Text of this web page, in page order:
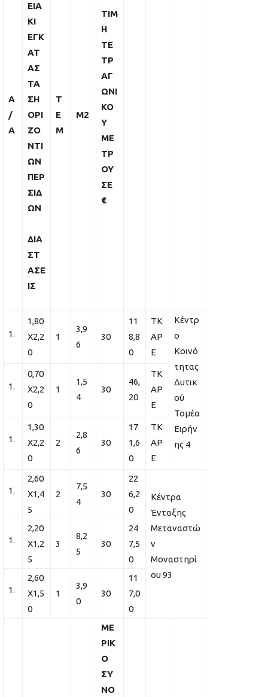
Α
/
Α
ΕΙΑ
ΚΙ
ΕΓΚ
ΑΤ
ΑΣ
ΤΑ
ΣΗ
ΟΡΙ
ΖΟ
ΝΤΙ
ΩΝ
ΠΕΡ
ΣΙΔ
ΩΝ
ΔΙΑ
ΣΤ
ΑΣΕ
ΙΣ
Τ
Ε
Μ
M2
ΤΙΜ
Η
ΤΕ
ΤΡ
ΑΓ
ΩΝΙ
ΚΟ
Υ
ΜΕ
ΤΡ
ΟΥ
ΣΕ
€
1,80
X2,2
0
1
3,9
6
30
11
8,8
0
ΤΚ
ΑΡ
Ε
Κέντρ
ο
Κοινό
τητας
Δυτικ
ού
Τομέα
Ειρήν
ης 4
0,70
X2,2
0
1
1,5
4
30
46,
20
ΤΚ
ΑΡ
Ε
1,30
Χ2,2
0
2
2,8
6
30
17
1,6
0
ΤΚ
ΑΡ
Ε
2,60
Χ1,4
5
2
7,5
4
30
22
6,2
0
Κέντρα
Ένταξης
Μεταναστώ
ν
Μοναστηρί
ου 93
2,20
Χ1,2
5
3
8,2
5
30
24
7,5
0
2,60
Χ1,5
0
1
3,9
0
30
11
7,0
0
ΜΕ
ΡΙΚ
Ο
ΣΥ
ΝΟ